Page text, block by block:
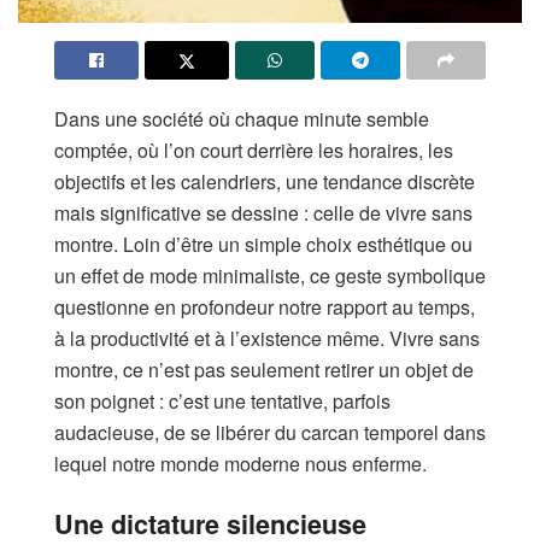
Dans une société où chaque minute semble
comptée, où l’on court derrière les horaires, les
objectifs et les calendriers, une tendance discrète
mais significative se dessine : celle de vivre sans
montre. Loin d’être un simple choix esthétique ou
un effet de mode minimaliste, ce geste symbolique
questionne en profondeur notre rapport au temps,
à la productivité et à l’existence même. Vivre sans
montre, ce n’est pas seulement retirer un objet de
son poignet : c’est une tentative, parfois
audacieuse, de se libérer du carcan temporel dans
lequel notre monde moderne nous enferme.
Une dictature silencieuse